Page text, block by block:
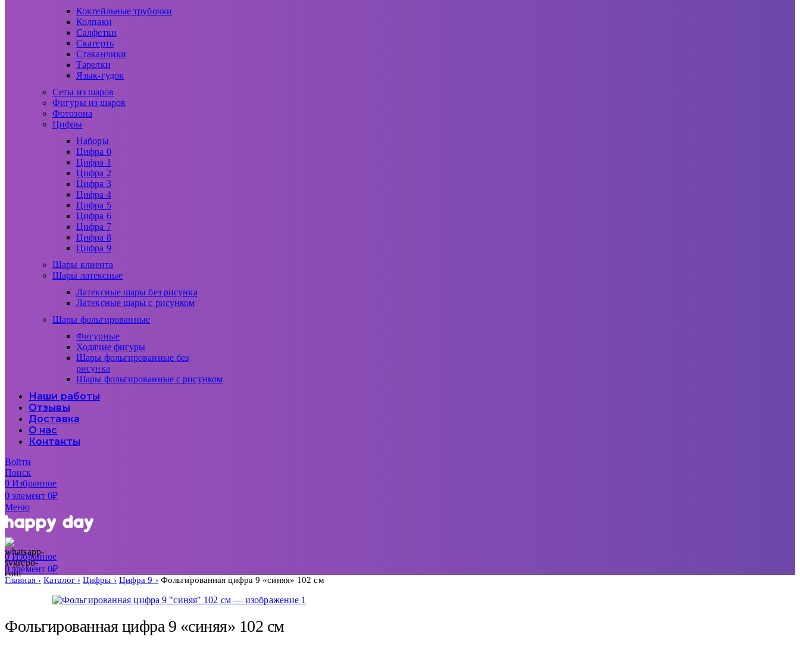
Коктейльные трубочки
Колпаки
Салфетки
Скатерть
Стаканчики
Тарелки
Язык-гудок
Сеты из шаров
Фигуры из шаров
Фотозона
Цифры
Наборы
Цифра 0
Цифра 1
Цифра 2
Цифра 3
Цифра 4
Цифра 5
Цифра 6
Цифра 7
Цифра 8
Цифра 9
Шары клиента
Шары латексные
Латексные шары без рисунка
Латексные шары с рисунком
Шары фольгированные
Фигурные
Ходячие фигуры
Шары фольгированные без
рисунка
Шары фольгированные с рисунком
Наши работы
Отзывы
Доставка
О нас
Контакты
Войти
Поиск
0Избранное
0элемент 0₽
Меню
0Избранное
0элемент 0₽
Главная Каталог Цифры Цифра 9 Фольгированная цифра 9 «синяя» 102 см
Фольгированная цифра 9 «синяя» 102 см